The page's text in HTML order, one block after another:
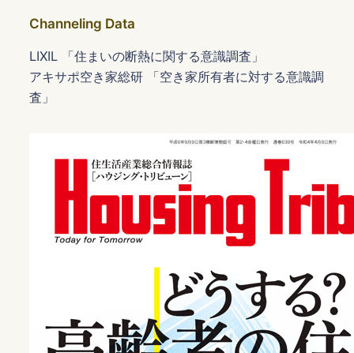
Channeling Data
LIXIL 「住まいの断熱に関する意識調査」
アキサポ空き家総研 「空き家所有者に対する意識調
査」